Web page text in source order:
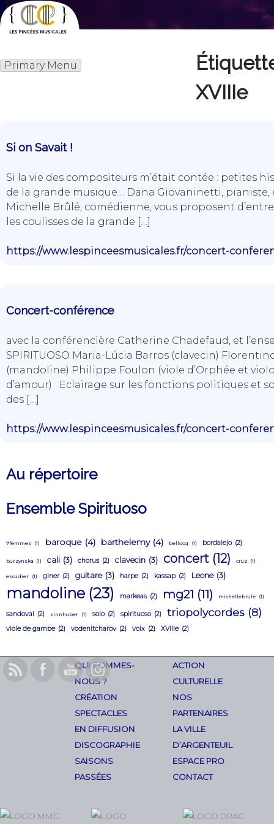
Skip
to
content
Les Pincées Musicales
Primary Menu
XVIIIe
Si on Savait !
Si la vie des compositeurs m’était contée : petites
de la grande musique… Dana Giovaninetti, pianiste,
Michelle Brûlé, comédienne, vous proposent
les coulisses de la grande […]
https://www.lespinceesmusicales.fr/concert-
Concert-conférence
avec la conférencière Catherine Chadefaud, et
SPIRITUOSO Maria-Lúcia Barros (clavecin)
(mandoline) Philippe Foulon (viole d’Orphée et
d’amour) Eclairage sur les fonctions politiques et
des […]
https://www.lespinceesmusicales.fr/concert-
Au répertoire
Ensemble Spirituoso
7femmes (1) baroque (4) barthelemy (4) bellocq (1) bordalejo (2)
burzynska (1) cali (3) chorus (2) clavecin (3) concert (12) cruz (1)
escudier (1) giner (2) guitare (3) harpe (2) kassap (2) Leone (3)
mandoline (23) markeas (2) mg21 (11) michellebrule (1)
sandoval (2) sinnhuber (1) solo (2) spirituoso (2) triopolycordes (8)
viole de gambe (2) vodenitcharov (2) voix (2) XVIIIe (2)
QUI SOMMES-
NOUS ?
CRÉATION
SPECTACLES
EN DIFFUSION
DISCOGRAPHIE
SAISONS
PASSÉES
ACTION
CULTURELLE
NOS
PARTENAIRES
LA VILLE
D’ARGENTEUIL
ESPACE PRO
CONTACT